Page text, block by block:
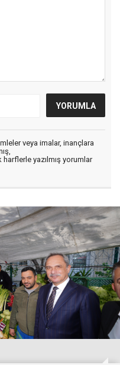
veya imalar, inançlara
yazılmış yorumlar